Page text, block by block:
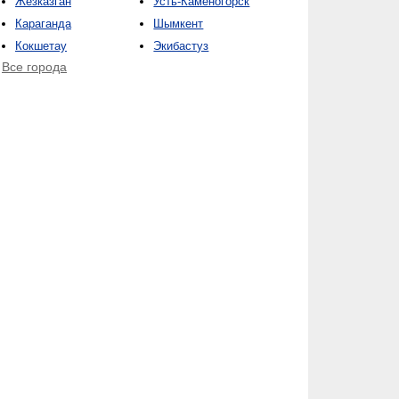
Караганда
Кокшетау
Шымкент
Экибастуз
Все города